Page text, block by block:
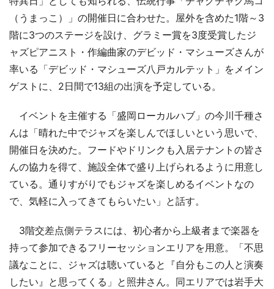
（うまっこ）」の開催日に合わせた。屋外を含めた1階～3
階に3つのステージを設け、グラミー賞を3度受賞したジ
ャズピアニスト・作編曲家のデビッド・マシューズさんが
率いる「デビッド・マシューズ八戸カルテット」をメイン
ゲストに、2日間で13組の出演を予定している。
イベントを主催する「盛岡ローカルハブ」の今川千種さ
んは「晴れた中でジャズを楽しんでほしいという思いで、
開催日を決めた。フードやドリンクも入居テナントの皆さ
んの協力を得て、施設全体で盛り上げられるように用意し
ている。通りすがりでもジャズを楽しめるイベントなの
で、気軽に入ってきてもらいたい」と話す。
3階交差点側テラスには、初心者から上級者まで楽器を
持って参加できるフリーセッションエリアを用意。「不思
議なことに、ジャズは聴いていると『自分もこの人と演奏
したい』と思ってくる」と照井さん。同エリアでは岩手大